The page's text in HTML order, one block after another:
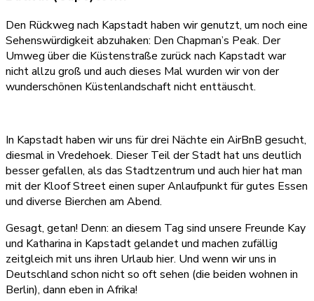
Den Rückweg nach Kapstadt haben wir genutzt, um noch eine
Sehenswürdigkeit abzuhaken: Den Chapman’s Peak. Der
Umweg über die Küstenstraße zurück nach Kapstadt war
nicht allzu groß und auch dieses Mal wurden wir von der
wunderschönen Küstenlandschaft nicht enttäuscht.
In Kapstadt haben wir uns für drei Nächte ein AirBnB gesucht,
diesmal in Vredehoek. Dieser Teil der Stadt hat uns deutlich
besser gefallen, als das Stadtzentrum und auch hier hat man
mit der Kloof Street einen super Anlaufpunkt für gutes Essen
und diverse Bierchen am Abend.
Gesagt, getan! Denn: an diesem Tag sind unsere Freunde Kay
und Katharina in Kapstadt gelandet und machen zufällig
zeitgleich mit uns ihren Urlaub hier. Und wenn wir uns in
Deutschland schon nicht so oft sehen (die beiden wohnen in
Berlin), dann eben in Afrika!